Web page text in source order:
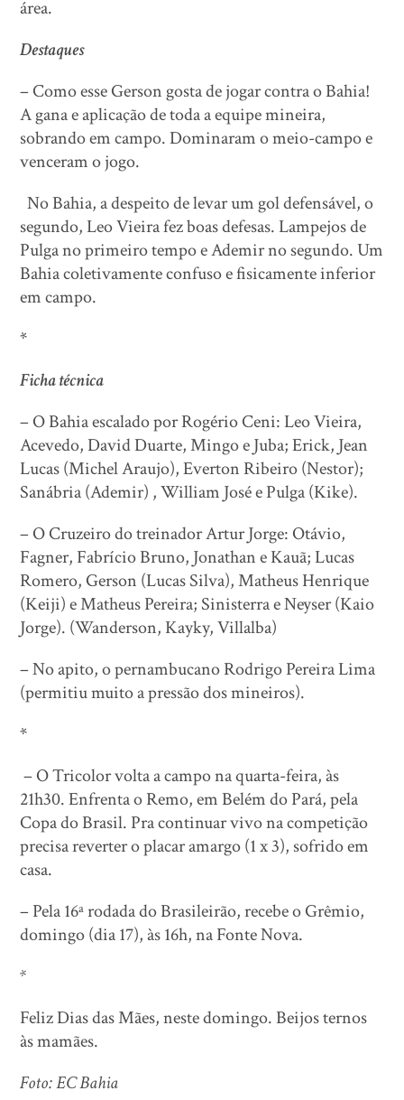
área.
Destaques
– Como esse Gerson gosta de jogar contra o Bahia!
A gana e aplicação de toda a equipe mineira,
sobrando em campo. Dominaram o meio-campo e
venceram o jogo.
No Bahia, a despeito de levar um gol defensável, o
segundo, Leo Vieira fez boas defesas. Lampejos de
Pulga no primeiro tempo e Ademir no segundo. Um
Bahia coletivamente confuso e fisicamente inferior
em campo.
*
Ficha técnica
– O Bahia escalado por Rogério Ceni: Leo Vieira,
Acevedo, David Duarte, Mingo e Juba; Erick, Jean
Lucas (Michel Araujo), Everton Ribeiro (Nestor);
Sanábria (Ademir) , William José e Pulga (Kike).
– O Cruzeiro do treinador Artur Jorge: Otávio,
Fagner, Fabrício Bruno, Jonathan e Kauã; Lucas
Romero, Gerson (Lucas Silva), Matheus Henrique
(Keiji) e Matheus Pereira; Sinisterra e Neyser (Kaio
Jorge). (Wanderson, Kayky, Villalba)
– No apito, o pernambucano Rodrigo Pereira Lima
(permitiu muito a pressão dos mineiros).
*
– O Tricolor volta a campo na quarta-feira, às
21h30. Enfrenta o Remo, em Belém do Pará, pela
Copa do Brasil. Pra continuar vivo na competição
precisa reverter o placar amargo (1 x 3), sofrido em
casa.
– Pela 16ª rodada do Brasileirão, recebe o Grêmio,
domingo (dia 17), às 16h, na Fonte Nova.
*
Feliz Dias das Mães, neste domingo. Beijos ternos
às mamães.
Foto: EC Bahia